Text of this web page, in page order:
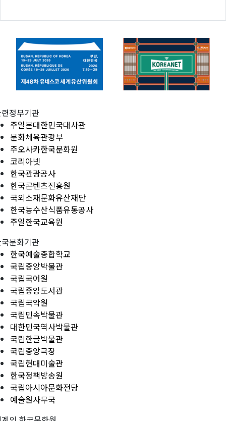
정부기관
주일본대한민국대사관
문화체육관광부
주오사카한국문화원
코리아넷
한국관광공사
한국콘텐츠진흥원
국외소재문화유산재단
한국농수산식품유통공사
주일한국교육원
문화기관
한국예술종합학교
국립중앙박물관
국립국어원
국립중앙도서관
국립국악원
국립민속박물관
대한민국역사박물관
국립한글박물관
국립중앙극장
국립현대미술관
한국정책방송원
국립아시아문화전당
예술원사무국